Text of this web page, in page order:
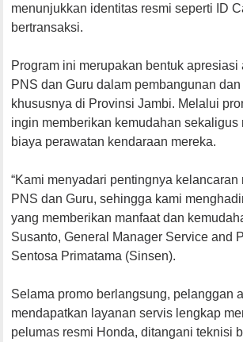
menunjukkan identitas resmi seperti ID
bertransaksi.
Program ini merupakan bentuk apresiasi
PNS dan Guru dalam pembangunan
khususnya di Provinsi Jambi. Melalui
ingin memberikan kemudahan sekaligus
biaya perawatan kendaraan mereka.
“Kami menyadari pentingnya kelancaran
PNS dan Guru, sehingga kami
yang memberikan manfaat dan
Susanto, General Manager Service and
Sentosa Primatama (Sinsen).
Selama promo berlangsung, pelanggan
mendapatkan layanan servis lengkap
pelumas resmi Honda, ditangani teknisi